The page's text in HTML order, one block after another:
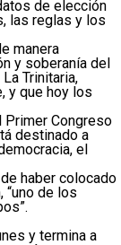
de elección
las reglas y los
manera
y soberanía del
Trinitaria,
y que hoy los
Primer Congreso
destinado a
el
haber colocado
de los
y termina a